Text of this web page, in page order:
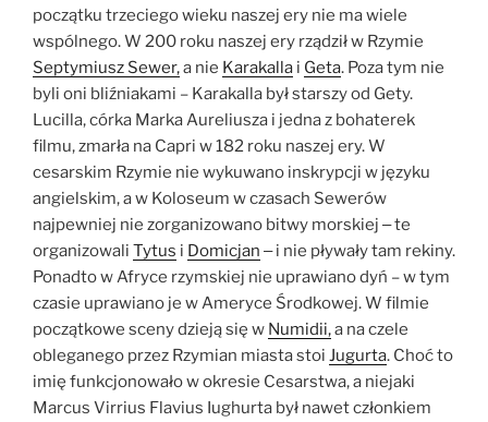
początku trzeciego wieku naszej ery nie ma wiele
wspólnego. W 200 roku naszej ery rządził w Rzymie
Septymiusz Sewer,a nie Karakalla i Geta. Poza tym nie
byli oni bliźniakami – Karakalla był starszy od Gety.
Lucilla, córka Marka Aureliusza i jedna z bohaterek
filmu, zmarła na Capri w 182 roku naszej ery. W
cesarskim Rzymie nie wykuwano inskrypcji w języku
angielskim, a w Koloseum w czasach Sewerów
najpewniej nie zorganizowano bitwy morskiej ‒ te
organizowali Tytus i Domicjan ‒ i nie pływały tam rekiny.
Ponadto w Afryce rzymskiej nie uprawiano dyń – w tym
czasie uprawiano je w Ameryce Środkowej. W filmie
początkowe sceny dzieją się w Numidii,a na czele
obleganego przez Rzymian miasta stoi Jugurta. Choć to
imię funkcjonowało w okresie Cesarstwa, a niejaki
Marcus Virrius Flavius Iughurta był nawet członkiem